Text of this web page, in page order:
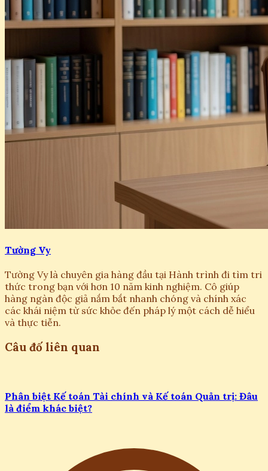
Tường Vy
Tường Vy là chuyên gia hàng đầu tại Hành trình đi tìm tri
thức trong bạn với hơn 10 năm kinh nghiệm. Cô giúp
hàng ngàn độc giả nắm bắt nhanh chóng và chính xác
các khái niệm từ sức khỏe đến pháp lý một cách dễ hiểu
và thực tiễn.
Câu đố liên quan